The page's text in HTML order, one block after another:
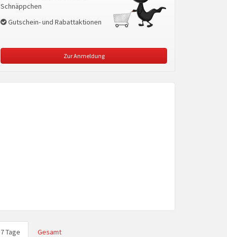
Schnäppchen
Gutschein- und Rabattaktionen
Zur Anmeldung
7 Tage Gesamt